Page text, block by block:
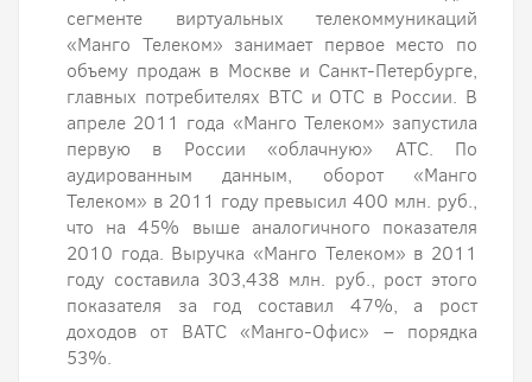
сегменте виртуальных телекоммуникаций
«Манго Телеком» занимает первое место по
объему продаж в Москве и Санкт-Петербурге,
главных потребителях ВТС и ОТС в России. В
апреле 2011 года «Манго Телеком» запустила
первую в России «облачную» АТС. По
аудированным данным, оборот «Манго
Телеком» в 2011 году превысил 400 млн. руб.,
что на 45% выше аналогичного показателя
2010 года. Выручка «Манго Телеком» в 2011
году составила 303,438 млн. руб., рост этого
показателя за год составил 47%, а рост
доходов от ВАТС «Манго-Офис» – порядка
53%.